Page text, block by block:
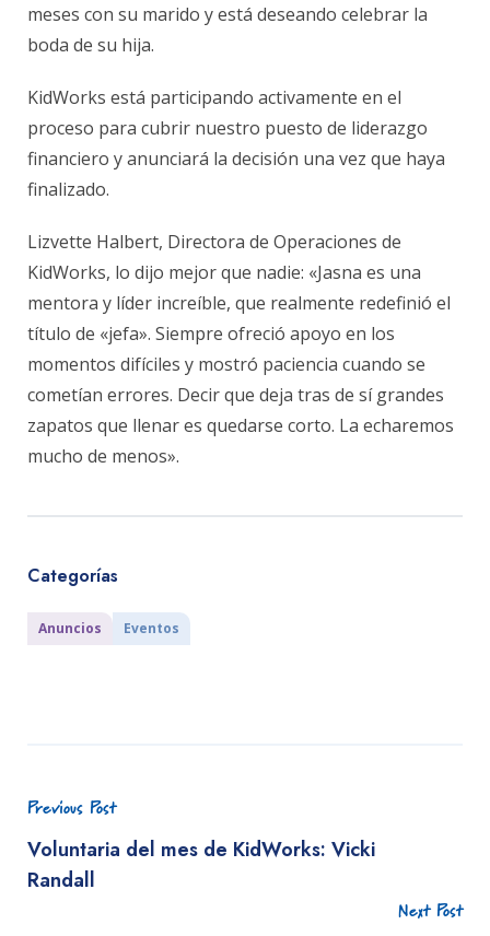
meses con su marido y está deseando celebrar la
boda de su hija.
KidWorks está participando activamente en el
proceso para cubrir nuestro puesto de liderazgo
financiero y anunciará la decisión una vez que haya
finalizado.
Lizvette Halbert, Directora de Operaciones de
KidWorks, lo dijo mejor que nadie: «Jasna es una
mentora y líder increíble, que realmente redefinió el
título de «jefa». Siempre ofreció apoyo en los
momentos difíciles y mostró paciencia cuando se
cometían errores. Decir que deja tras de sí grandes
zapatos que llenar es quedarse corto. La echaremos
mucho de menos».
Categorías
Anuncios Eventos
Previous Post
Voluntaria del mes de KidWorks: Vicki
Randall
Next Post